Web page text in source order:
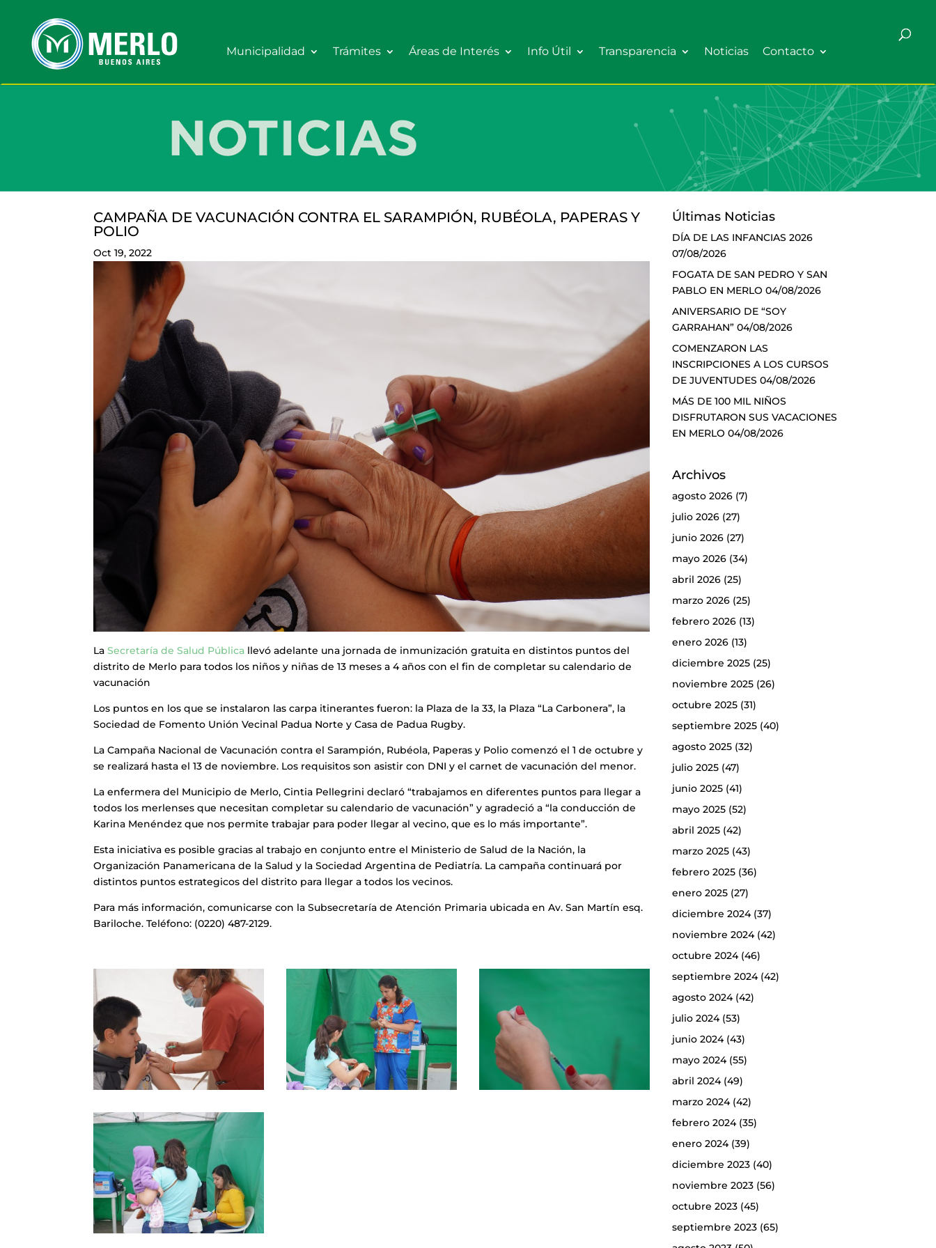
Municipalidad Trámites Áreas de Interés Info Útil Transparencia Noticias Contacto
CAMPAÑA DE VACUNACIÓN CONTRA EL SARAMPIÓN, RUBÉOLA, PAPERAS Y
POLIO
Oct 19, 2022
LaSecretaría de Salud Pública llevó adelante una jornada de inmunización gratuita en distintos puntos del
distrito de Merlo para todos los niños y niñas de 13 meses a 4 años con el fin de completar su calendario de
vacunación
Los puntos en los que se instalaron las carpa itinerantes fueron: la Plaza de la 33, la Plaza “La Carbonera”, la
Sociedad de Fomento Unión Vecinal Padua Norte y Casa de Padua Rugby.
La Campaña Nacional de Vacunación contra el Sarampión, Rubéola, Paperas y Polio comenzó el 1 de octubre y
se realizará hasta el 13 de noviembre. Los requisitos son asistir con DNI y el carnet de vacunación del menor.
La enfermera del Municipio de Merlo, Cintia Pellegrini declaró “trabajamos en diferentes puntos para llegar a
todos los merlenses que necesitan completar su calendario de vacunación” y agradeció a “la conducción de
Karina Menéndez que nos permite trabajar para poder llegar al vecino, que es lo más importante”.
Esta iniciativa es posible gracias al trabajo en conjunto entre el Ministerio de Salud de la Nación, la
Organización Panamericana de la Salud y la Sociedad Argentina de Pediatría. La campaña continuará por
distintos puntos estrategicos del distrito para llegar a todos los vecinos.
Para más información, comunicarse con la Subsecretaría de Atención Primaria ubicada en Av. San Martín esq.
Bariloche. Teléfono: (0220) 487-2129.
Últimas Noticias
DÍA DE LAS INFANCIAS 2026
07/08/2026
FOGATA DE SAN PEDRO Y SAN
PABLO EN MERLO 04/08/2026
ANIVERSARIO DE “SOY
GARRAHAN” 04/08/2026
COMENZARON LAS
INSCRIPCIONES A LOS CURSOS
DE JUVENTUDES 04/08/2026
MÁS DE 100 MIL NIÑOS
DISFRUTARON SUS VACACIONES
EN MERLO 04/08/2026
Archivos
agosto 2026(7)
julio 2026(27)
junio 2026(27)
mayo 2026(34)
abril 2026(25)
marzo 2026(25)
febrero 2026(13)
enero 2026(13)
diciembre 2025(25)
noviembre 2025(26)
octubre 2025(31)
septiembre 2025(40)
agosto 2025(32)
julio 2025(47)
junio 2025(41)
mayo 2025(52)
abril 2025(42)
marzo 2025(43)
febrero 2025(36)
enero 2025(27)
diciembre 2024(37)
noviembre 2024(42)
octubre 2024(46)
septiembre 2024(42)
agosto 2024(42)
julio 2024(53)
junio 2024(43)
mayo 2024(55)
abril 2024(49)
marzo 2024(42)
febrero 2024(35)
enero 2024(39)
diciembre 2023(40)
noviembre 2023(56)
octubre 2023(45)
septiembre 2023(65)